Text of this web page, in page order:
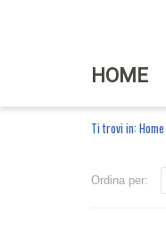
HOME
Ti trovi in: Home
Ordina per: